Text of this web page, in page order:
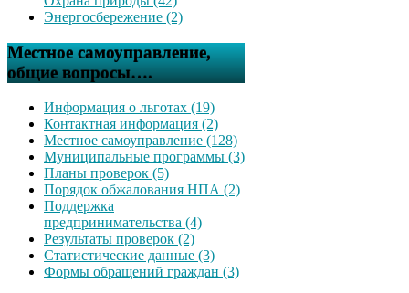
Энергосбережение (2)
Местное самоуправление,
общие вопросы….
Информация о льготах (19)
Контактная информация (2)
Местное самоуправление (128)
Муниципальные программы (3)
Планы проверок (5)
Порядок обжалования НПА (2)
Поддержка
предпринимательства (4)
Результаты проверок (2)
Статистические данные (3)
Формы обращений граждан (3)